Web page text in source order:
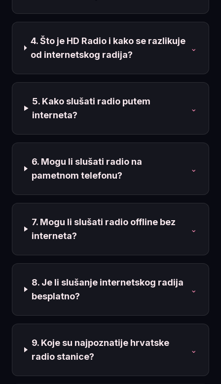
4. Što je HD Radio i kako se razlikuje
od internetskog radija?
⌄
5. Kako slušati radio putem
interneta?
⌄
6. Mogu li slušati radio na
pametnom telefonu?
⌄
7. Mogu li slušati radio offline bez
interneta?
⌄
8. Je li slušanje internetskog radija
besplatno?
⌄
9. Koje su najpoznatije hrvatske
radio stanice?
⌄